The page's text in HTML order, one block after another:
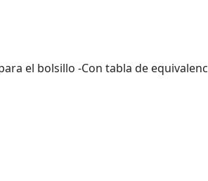
el bolsillo -Con tabla de